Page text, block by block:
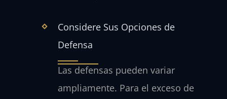
Considere Sus Opciones de
Defensa
Las defensas pueden variar
ampliamente. Para el exceso de